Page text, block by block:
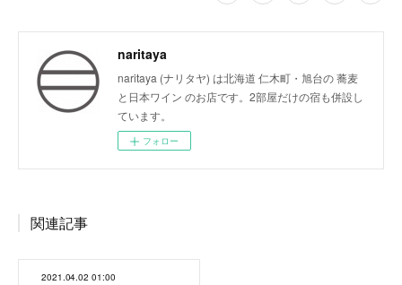
naritaya
naritaya (ナリタヤ) は北海道 仁木町・旭台の 蕎麦
と日本ワイン のお店です。2部屋だけの宿も併設し
ています。
フォロー
関連記事
2021.04.02 01:00